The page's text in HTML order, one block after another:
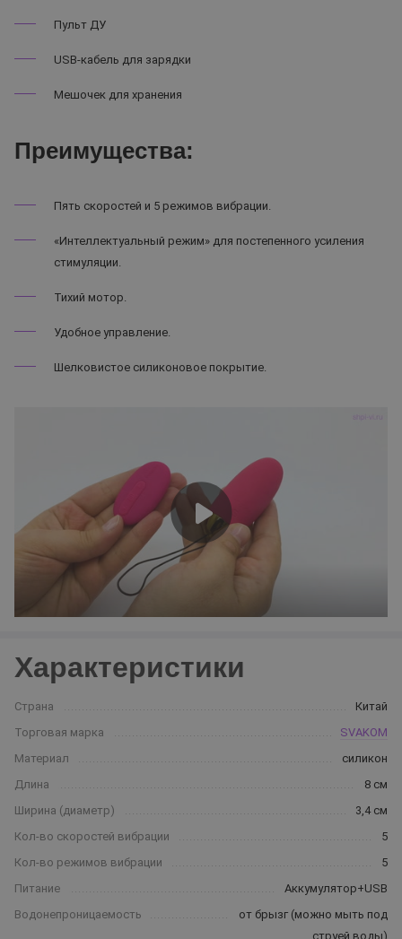
Пульт ДУ
USB-кабель для зарядки
Мешочек для хранения
Преимущества:
Пять скоростей и 5 режимов вибрации.
«Интеллектуальный режим» для постепенного усиления
стимуляции.
Тихий мотор.
Удобное управление.
Шелковистое силиконовое покрытие.
Характеристики
Страна
Китай
Торговая марка
SVAKOM
Материал
силикон
Длина
8 см
Ширина (диаметр)
3,4 см
Кол-во скоростей вибрации
5
Кол-во режимов вибрации
5
Питание
Аккумулятор+USB
Водонепроницаемость
от брызг (можно мыть под
струей воды)